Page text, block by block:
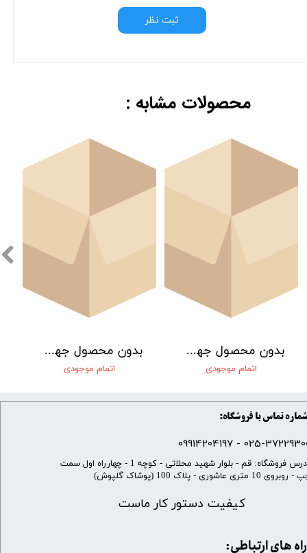
ثبت نظر
بدون محصول جهت نمایش
اتمام موجودی
بدون محصول جهت نمایش
اتمام موجودی
محصولات مشابه :
شماره تماس با فروشگاه:
025-37229300 -
کیفیت دستور کار ماست
​آدرس فروشگاه: قم - بلوار شهید محلاتی - کوچه 1 - چهارراه اول سمت
10 متری عاشوری - پلاک 100 (پوشاک گلپوش)
​​راه های ارتباطی: